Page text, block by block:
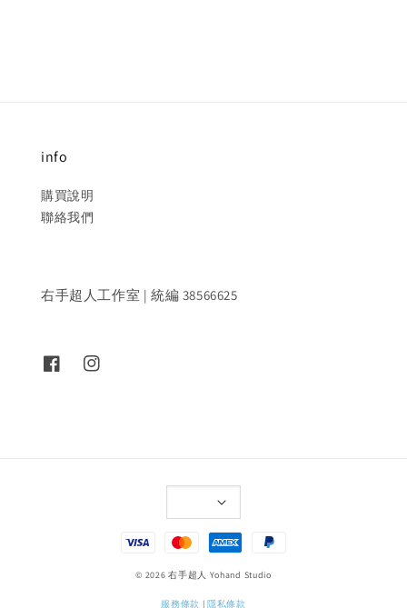
info
購買說明
聯絡我們
右手超人工作室 | 統編 38566625
© 2026 右手超人 Yohand Studio
服務條款 |隱私條款